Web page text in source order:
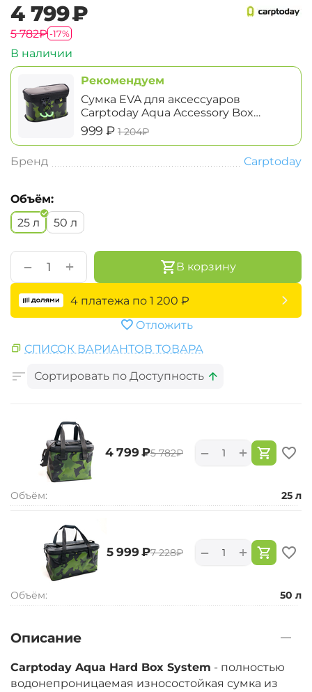
‍4 799‍₽
‍5 782‍₽-17%
В наличии
Рекомендуем
Сумка EVA для аксессуаров
Carptoday Aqua Accessory Box
System маленькая
‍999‍ ₽ ‍1 204‍₽
Бренд Carptoday
Объём:
25 л
50 л
+
− В корзину
4 платежа по 1 200 ₽
Отложить
СПИСОК ВАРИАНТОВ ТОВАРА
Сортировать по Доступность
‍4 799‍ ₽‍5 782‍₽ +
−
Объём: 25 л
‍5 999‍ ₽‍7 228‍₽ +
−
Объём: 50 л
Описание
Carptoday Aqua Hard Box System - полностью
водонепроницаемая износостойкая сумка из